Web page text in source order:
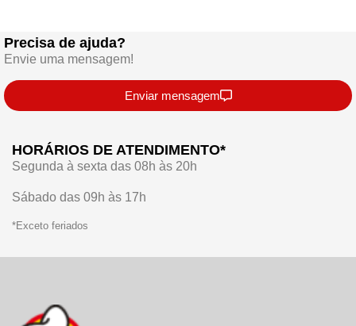
Precisa de ajuda?
Envie uma mensagem!
Enviar mensagem
HORÁRIOS DE ATENDIMENTO*
Segunda à sexta das 08h às 20h
Sábado das 09h às 17h
*Exceto feriados